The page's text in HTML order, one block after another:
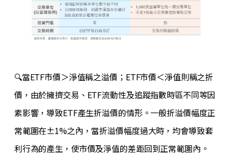
🔍當ETF市價＞淨值稱之溢價；ETF市價＜淨值則稱之折
價，由於擁擠交易、ETF流動性及追蹤指數時區不同等因
素影響，導致ETF產生折溢價的情形。一般折溢價幅度正
常範圍在±1%之內，當折溢價幅度過大時，均會導致套
利行為的產生，使市價及淨值的差距回到正常範圍內。